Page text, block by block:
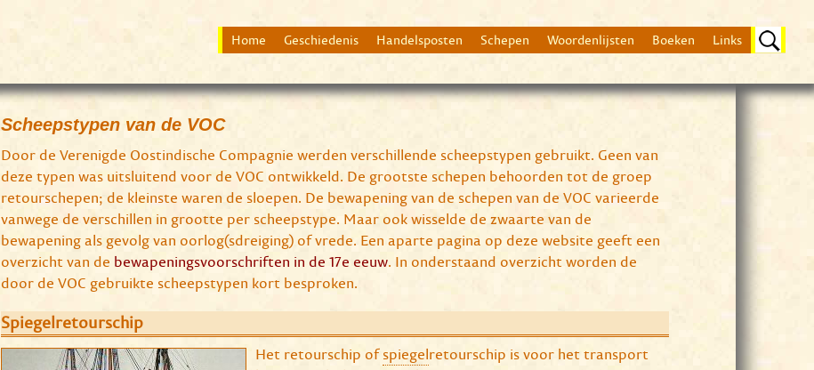
Home Geschiedenis Handelsposten Schepen Woordenlijsten Boeken Links
Scheepstypen van de VOC
Door de Verenigde Oostindische Compagnie werden verschillende scheepstypen gebruikt. Geen van
deze typen was uitsluitend voor de VOC ontwikkeld. De grootste schepen behoorden tot de groep
retourschepen; de kleinste waren de sloepen. De bewapening van de schepen van de VOC varieerde
vanwege de verschillen in grootte per scheepstype. Maar ook wisselde de zwaarte van de
bewapening als gevolg van oorlog(sdreiging) of vrede. Een aparte pagina op deze website geeft een
overzicht van de bewapeningsvoorschriften in de 17e eeuw. In onderstaand overzicht worden de
door de VOC gebruikte scheepstypen kort besproken.
Spiegelretourschip
Het retourschip ofspiegelretourschip is voor het transport